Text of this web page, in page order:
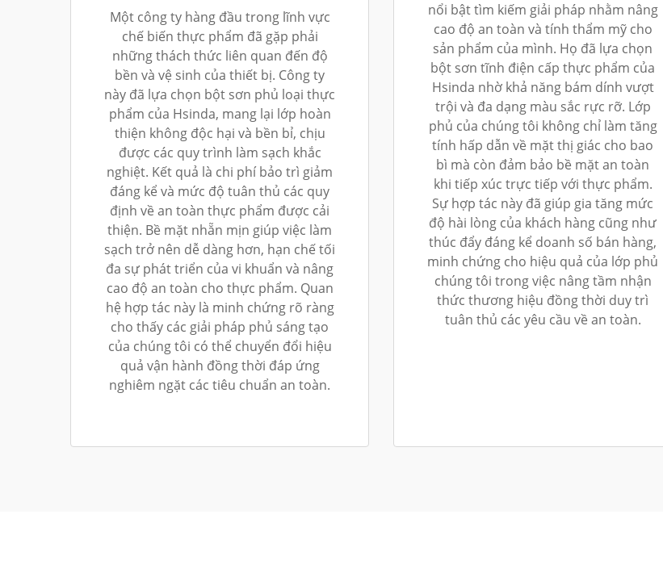
Một công ty hàng đầu trong lĩnh vực
chế biến thực phẩm đã gặp phải
những thách thức liên quan đến độ
bền và vệ sinh của thiết bị. Công ty
này đã lựa chọn bột sơn phủ loại thực
phẩm của Hsinda, mang lại lớp hoàn
thiện không độc hại và bền bỉ, chịu
được các quy trình làm sạch khắc
nghiệt. Kết quả là chi phí bảo trì giảm
đáng kể và mức độ tuân thủ các quy
định về an toàn thực phẩm được cải
thiện. Bề mặt nhẵn mịn giúp việc làm
sạch trở nên dễ dàng hơn, hạn chế tối
đa sự phát triển của vi khuẩn và nâng
cao độ an toàn cho thực phẩm. Quan
hệ hợp tác này là minh chứng rõ ràng
cho thấy các giải pháp phủ sáng tạo
của chúng tôi có thể chuyển đổi hiệu
quả vận hành đồng thời đáp ứng
nghiêm ngặt các tiêu chuẩn an toàn.
nổi bật tìm kiếm giải pháp nhằm nâng
cao độ an toàn và tính thẩm mỹ cho
sản phẩm của mình. Họ đã lựa chọn
bột sơn tĩnh điện cấp thực phẩm của
Hsinda nhờ khả năng bám dính vượt
trội và đa dạng màu sắc rực rỡ. Lớp
phủ của chúng tôi không chỉ làm tăng
tính hấp dẫn về mặt thị giác cho bao
bì mà còn đảm bảo bề mặt an toàn
khi tiếp xúc trực tiếp với thực phẩm.
Sự hợp tác này đã giúp gia tăng mức
độ hài lòng của khách hàng cũng như
thúc đẩy đáng kể doanh số bán hàng,
minh chứng cho hiệu quả của lớp phủ
chúng tôi trong việc nâng tầm nhận
thức thương hiệu đồng thời duy trì
tuân thủ các yêu cầu về an toàn.